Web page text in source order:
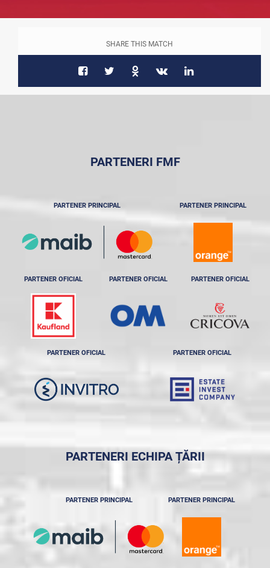
SHARE THIS MATCH
PARTENERI FMF
PARTENER PRINCIPAL PARTENER PRINCIPAL
PARTENER OFICIAL PARTENER OFICIAL PARTENER OFICIAL
PARTENER OFICIAL PARTENER OFICIAL
PARTENERI ECHIPA ȚĂRII
PARTENER PRINCIPAL PARTENER PRINCIPAL